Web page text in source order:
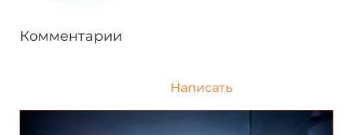
Комментарии
Написать